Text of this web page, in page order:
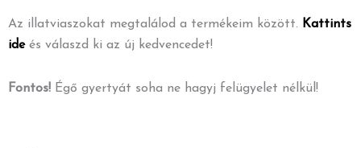
Az illatviaszokat megtalálod a termékeim között. Kattints
ideés válaszd ki az új kedvencedet!
Fontos! Égő gyertyát soha ne hagyj felügyelet nélkül!